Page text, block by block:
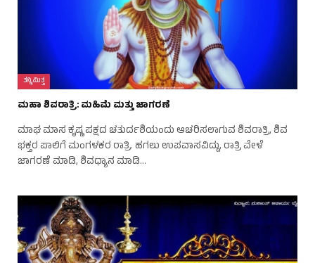
ತನ್ನಿಮಿತ್ತ
ಮಹಾ ಶಿವರಾತ್ರಿ: ಮಹಿಮೆ ಮತ್ತು ಜಾಗರಣೆ
ಮಾಘ ಮಾಸ ಕೃಷ್ಣ ಪಕ್ಷದ ಚತುರ್ದಶಿಯಂದು ಆಚರಿಸಲಾಗುವ ಶಿವರಾತ್ರಿ, ಶಿವ
ಭಕ್ತರ ಪಾಲಿಗೆ ಮಂಗಳಕರ ರಾತ್ರಿ. ಹಗಲು ಉಪವಾಸವಿದ್ದು, ರಾತ್ರಿ ವೇಳೆ
ಜಾಗರಣೆ ಮಾಡಿ, ಶಿವಧ್ಯಾನ ಮಾಡಿ…